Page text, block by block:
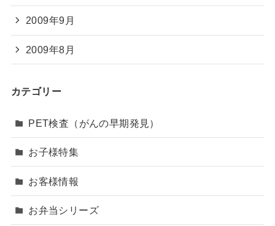
2009年9月
2009年8月
カテゴリー
PET検査（がんの早期発見）
お子様特集
お客様情報
お弁当シリーズ